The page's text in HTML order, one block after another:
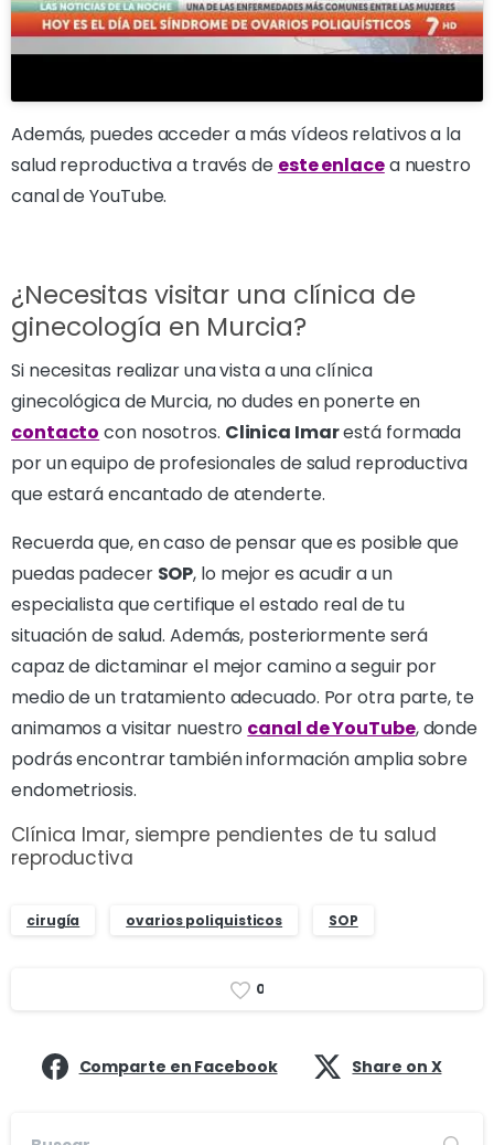
Además, puedes acceder a más vídeos relativos a la
salud reproductiva a través de este enlacea nuestro
canal de YouTube.
¿Necesitas visitar una clínica de
ginecología en Murcia?
Si necesitas realizar una vista a una clínica
ginecológica de Murcia, no dudes en ponerte en
contacto con nosotros. Clinica Imarestá formada
por un equipo de profesionales de salud reproductiva
que estará encantado de atenderte.
Recuerda que, en caso de pensar que es posible que
puedas padecer SOP, lo mejor es acudir a un
especialista que certifique el estado real de tu
situación de salud. Además, posteriormente será
capaz de dictaminar el mejor camino a seguir por
medio de un tratamiento adecuado. Por otra parte, te
animamos a visitar nuestro canal de YouTube, donde
podrás encontrar también información amplia sobre
endometriosis.
Clínica Imar, siempre pendientes de tu salud
reproductiva
cirugía ovarios poliquisticos SOP
0
Comparte en Facebook Share on X